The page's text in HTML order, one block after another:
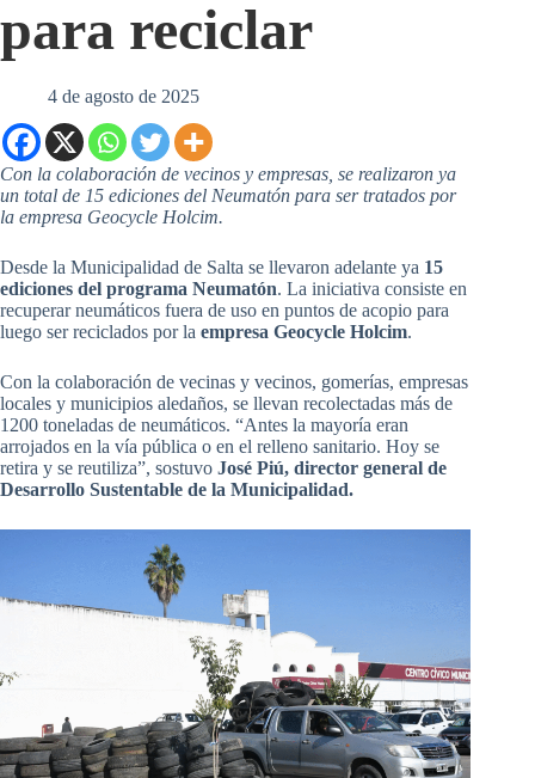
para reciclar
4 de agosto de 2025
Con la colaboración de vecinos y empresas, se realizaron ya
un total de 15 ediciones del Neumatón para ser tratados por
la empresa Geocycle Holcim.
Desde la Municipalidad de Salta se llevaron adelante ya 15
ediciones del programa Neumatón. La iniciativa consiste en
recuperar neumáticos fuera de uso en puntos de acopio para
luego ser reciclados por la empresa Geocycle Holcim.
Con la colaboración de vecinas y vecinos, gomerías, empresas
locales y municipios aledaños, se llevan recolectadas más de
1200 toneladas de neumáticos. “Antes la mayoría eran
arrojados en la vía pública o en el relleno sanitario. Hoy se
retira y se reutiliza”, sostuvo José Piú, director general de
Desarrollo Sustentable de la Municipalidad.